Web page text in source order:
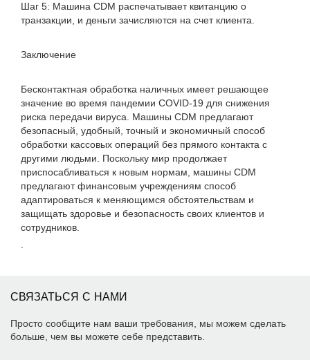
Шаг 5: Машина CDM распечатывает квитанцию ​​о
транзакции, и деньги зачисляются на счет клиента.
Заключение
Бесконтактная обработка наличных имеет решающее
значение во время пандемии COVID-19 для снижения
риска передачи вируса. Машины CDM предлагают
безопасный, удобный, точный и экономичный способ
обработки кассовых операций без прямого контакта с
другими людьми. Поскольку мир продолжает
приспосабливаться к новым нормам, машины CDM
предлагают финансовым учреждениям способ
адаптироваться к меняющимся обстоятельствам и
защищать здоровье и безопасность своих клиентов и
сотрудников.
СВЯЗАТЬСЯ С НАМИ
Просто сообщите нам ваши требования, мы можем сделать
больше, чем вы можете себе представить.